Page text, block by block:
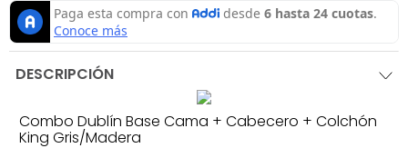
DESCRIPCIÓN
Combo Dublín Base Cama + Cabecero + Colchón
King Gris/Madera